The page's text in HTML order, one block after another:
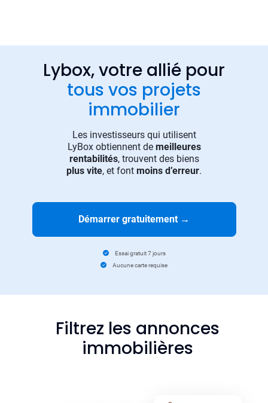
Lybox, votre allié pour
tous vos projets
immobilier
Les investisseurs qui utilisent
LyBox obtiennent de meilleures
rentabilités, trouvent des biens
plus vite, et font moins d’erreur.
Démarrer gratuitement →
Essai gratuit 7 jours
Aucune carte requise
Filtrez les annonces
immobilières